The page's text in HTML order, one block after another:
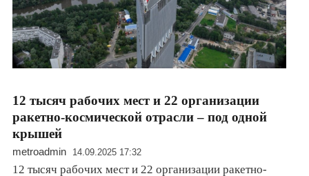
12 тысяч рабочих мест и 22 организации
ракетно-космической отрасли – под одной
крышей
metroadmin 14.09.2025 17:32
12 тысяч рабочих мест и 22 организации ракетно-